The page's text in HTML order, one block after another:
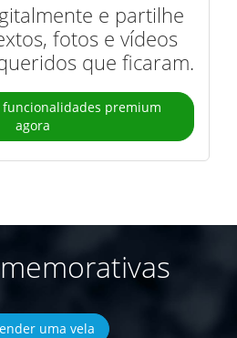
e partilhe
fotos e vídeos
que ficaram.
funcionalidades premium
agora
uma vela